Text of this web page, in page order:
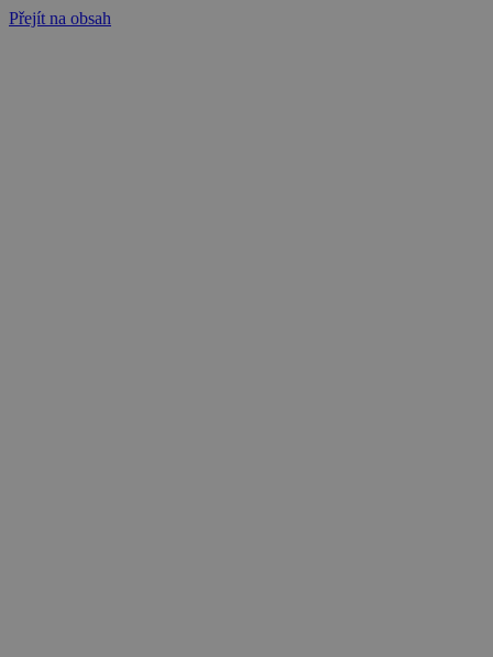
Přejít na obsah